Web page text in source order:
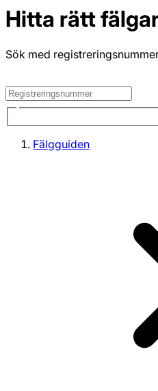
Hitta rätt
Sök med
Fälgguiden